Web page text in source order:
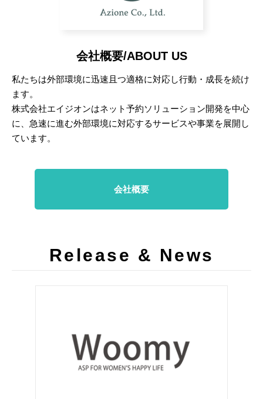
会社概要/ABOUT US
私たちは外部環境に迅速且つ適格に対応し行動・成長を続け
ます。
株式会社エイジオンはネット予約ソリューション開発を中心
に、急速に進む外部環境に対応するサービスや事業を展開し
ています。
会社概要
Release & News